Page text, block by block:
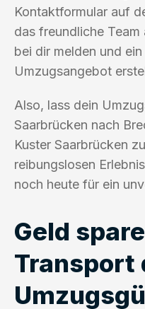
Kontaktformular auf
das freundliche
bei dir melden und
Umzugsangebot
Also, lass dein
Saarbrücken nach
Kuster Saarbrücken
reibungslosen
noch heute für ein
Geld
Transport